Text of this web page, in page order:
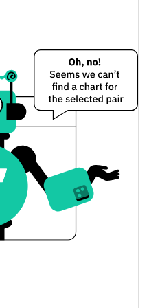
$0.00014424716
$0.00014424716 /
$0.00014417895
$578.91605